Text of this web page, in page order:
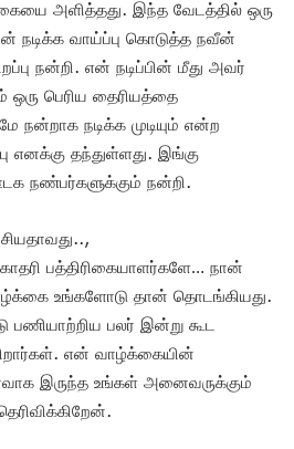
அளித்தது. இந்த வேடத்தில் ஒரு
நடிக்க வாய்ப்பு கொடுத்த நவீன்
நன்றி. என் நடிப்பின் மீது அவர்
பெரிய தைரியத்தை
நன்றாக நடிக்க முடியும் என்ற
எனக்கு தந்துள்ளது. இங்கு
நண்பர்களுக்கும் நன்றி.
பத்திரிகையாளர்களே… நான்
உங்களோடு தான் தொடங்கியது.
பலர் இன்று கூட
என் வாழ்க்கையின்
இருந்த உங்கள் அனைவருக்கும்